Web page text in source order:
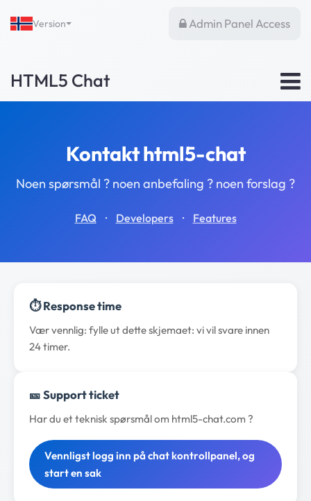
Version Admin Panel Access
HTML5 Chat
Kontakt html5-chat
Noen spørsmål ? noen anbefaling ? noen forslag ?
FAQ · Developers · Features
⏱️ Response time
Vær vennlig: fylle ut dette skjemaet: vi vil svare innen
24 timer.
🎫 Support ticket
Har du et teknisk spørsmål om html5-chat.com ?
Vennligst logg inn på chat kontrollpanel, og
start en sak